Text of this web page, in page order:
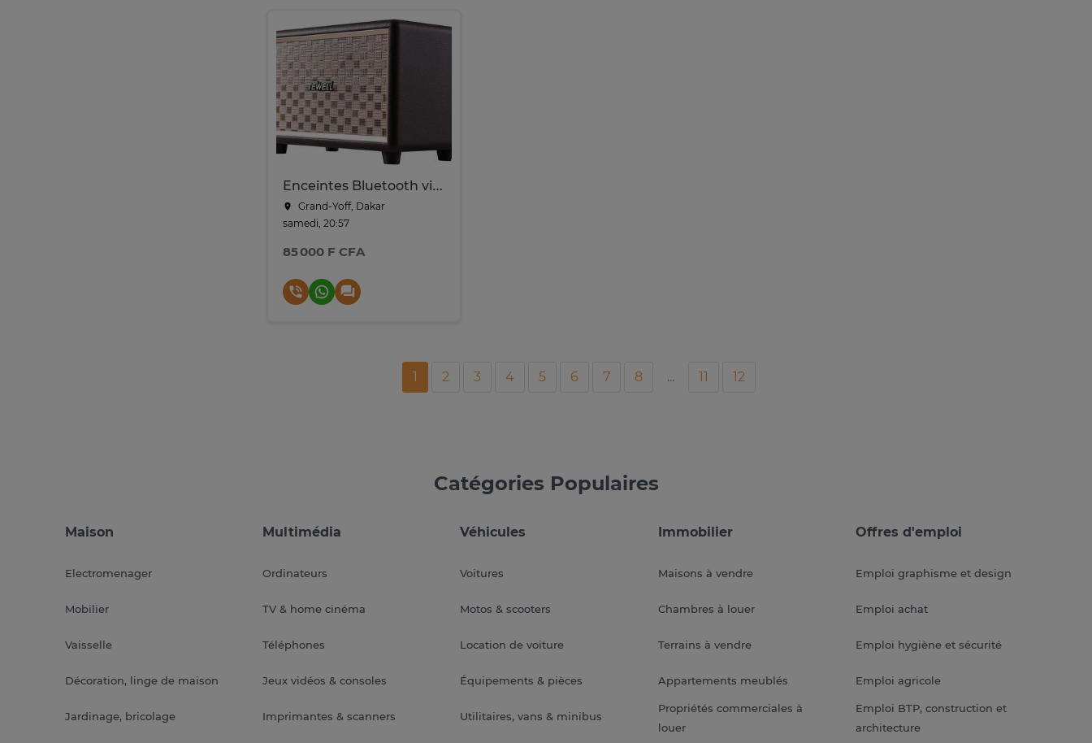
Enceintes Bluetooth vintage
Grand-Yoff, Dakar
samedi, 20:57
85 000 F CFA
1 2 3 4 5 6 7 8 ... 11 12
Catégories Populaires
Maison
Electromenager
Mobilier
Vaisselle
Décoration, linge de maison
Jardinage, bricolage
Multimédia
Ordinateurs
TV & home cinéma
Téléphones
Jeux vidéos & consoles
Imprimantes & scanners
Véhicules
Voitures
Motos & scooters
Location de voiture
Équipements & pièces
Utilitaires, vans & minibus
Immobilier
Maisons à vendre
Chambres à louer
Terrains à vendre
Appartements meublés
Propriétés commerciales à
louer
Offres d'emploi
Emploi graphisme et design
Emploi achat
Emploi hygiène et sécurité
Emploi agricole
Emploi BTP, construction et
architecture